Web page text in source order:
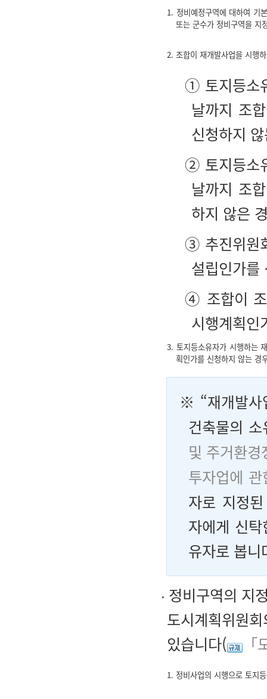
1. 정비예정구역에 대하여 기
또는 군수가 정비구역을 지
2. 조합이 재개발사업을 시행
① 토지등소
날까지 조
신청하지
② 토지등소
날까지 조
하지 않은
③ 추진위원
설립인가를
④ 조합이 조
시행계획인
3. 토지등소유자가 시행하는
획인가를 신청하지 않는 경
※ “재개발
건축물의
및 주거환
투자업에
자로 지정
자에게 신
유자로 봅니
정비구역의 지
도시계획위원
있습니다(
1. 정비사업의 시행으로 토지